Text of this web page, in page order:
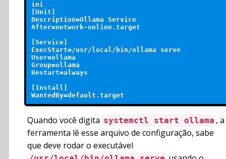
ini
[Unit]
Description=Ollama Service
After=network-online.target
[Service]
ExecStart=/usr/local/bin/ollama serve
User=ollama
Group=ollama
Restart=always
[Install]
Quando você digita systemctl start ollama , a
ferramenta lê esse arquivo de configuração, sabe
que deve rodar o executável